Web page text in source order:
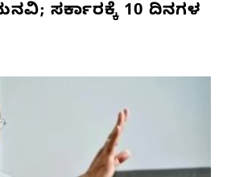
ಸರ್ಕಾರಕ್ಕೆ 10 ದಿನಗಳ